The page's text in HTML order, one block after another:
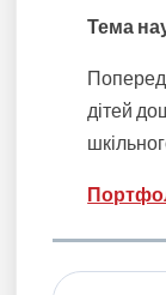
Тема
дітей